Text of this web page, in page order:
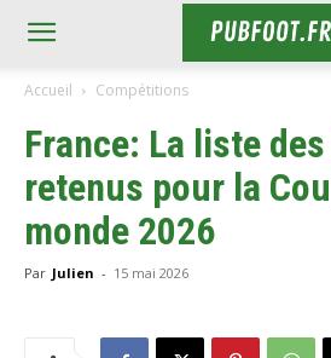
Accueil Compétitions
France: La liste
retenus pour la
monde 2026
Par Julien - 15 mai 2026